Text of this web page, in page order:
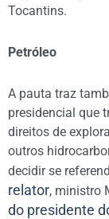
Tocantins.
Petróleo
A pauta traz
presidencial que
direitos de
outros
decidir se
relator, ministro
do presidente